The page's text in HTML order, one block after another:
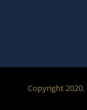
Copyright